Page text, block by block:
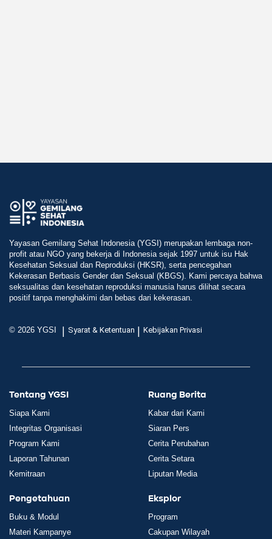
Yayasan Gemilang Sehat Indonesia (YGSI) merupakan lembaga non-
profit atau NGO yang bekerja di Indonesia sejak 1997 untuk isu Hak
Kesehatan Seksual dan Reproduksi (HKSR), serta pencegahan
Kekerasan Berbasis Gender dan Seksual (KBGS). Kami percaya bahwa
seksualitas dan kesehatan reproduksi manusia harus dilihat secara
positif tanpa menghakimi dan bebas dari kekerasan.
© 2026 YGSI | Syarat & Ketentuan | Kebijakan Privasi
Tentang YGSI
Siapa Kami
Integritas Organisasi
Program Kami
Laporan Tahunan
Kemitraan
Ruang Berita
Kabar dari Kami
Siaran Pers
Cerita Perubahan
Cerita Setara
Liputan Media
Pengetahuan
Buku & Modul
Materi Kampanye
Eksplor
Program
Cakupan Wilayah